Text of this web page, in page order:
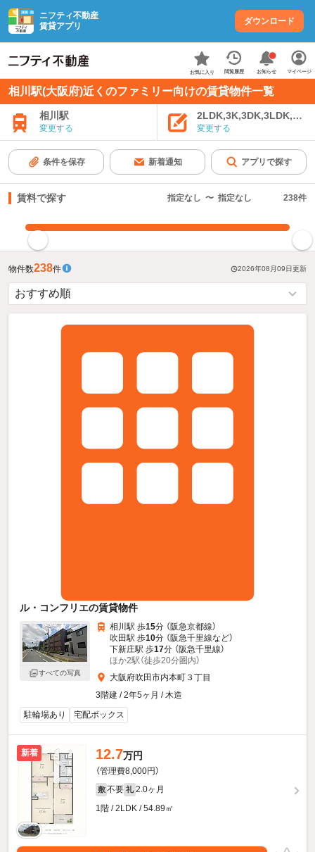
ニフティ不動産
賃貸アプリ
ダウンロード
お気に入り 閲覧履歴 お知らせ マイページ
相川駅(大阪府)近くのファミリー向けの賃貸物件一覧
相川駅
変更する 変更する
条件を保存 新着通知 アプリで探す
賃料で探す 指定なし 〜 指定なし 238件
物件数238件 2026年08月09日更新
ル・コンフリエの賃貸物件
すべての写真
相川駅 歩15分 （阪急京都線）
吹田駅 歩10分 （阪急千里線など）
下新庄駅 歩17分 （阪急千里線）
ほか2駅（徒歩20分圏内）
大阪府吹田市内本町３丁目
3階建 / 2年5ヶ月 / 木造
駐輪場あり
宅配ボックス
新着 12.7万円
（管理費8,000円）
敷 不要 礼 2.0ヶ月
1階 / 2LDK / 54.89㎡